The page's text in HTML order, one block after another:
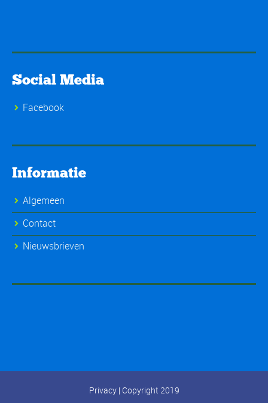
Social Media
Facebook
Informatie
Algemeen
Contact
Nieuwsbrieven
Privacy| Copyright 2019